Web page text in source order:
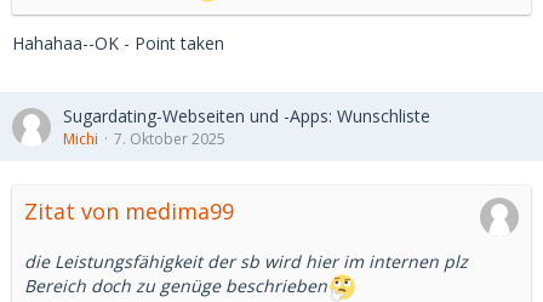
Hahahaa--OK - Point taken
Sugardating-Webseiten und -Apps: Wunschliste
Michi 7. Oktober 2025
Zitat von medima99
die Leistungsfähigkeit der sb wird hier im internen plz
Bereich doch zu genüge beschrieben